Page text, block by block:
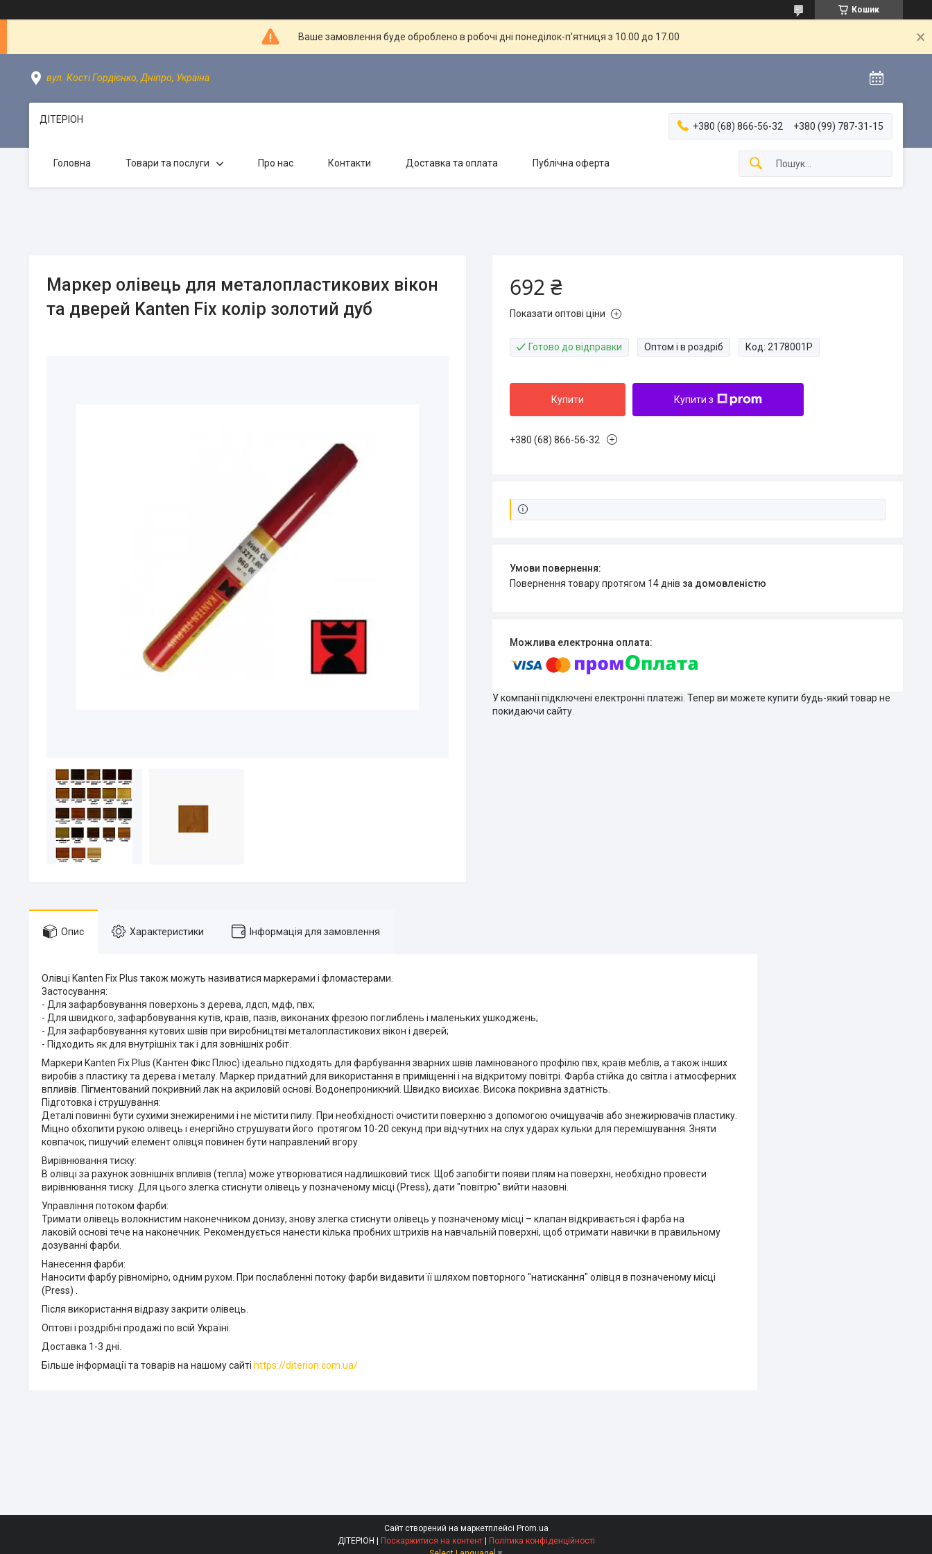
Кошик
Ваше замовлення буде оброблено в робочі дні понеділок-п'ятниця з 10.00 до 17.00
вул. Кості Гордієнко, Дніпро, Україна
ДІТЕРІОН
+380 (68) 866-56-32 +380 (99) 787-31-15
Головна Товари та послуги Про нас Контакти Доставка та оплата Публічна оферта
Маркер олівець для металопластикових вікон
та дверей Kanten Fix колір золотий дуб
692 ₴
Показати оптові ціни
Готово до відправки Оптом і в роздріб Код: 2178001P
Купити Купити з
+380 (68) 866-56-32
повернення товару протягом 14 днів за домовленістю
У компанії підключені електронні платежі. Тепер ви можете купити будь-який товар не
покидаючи сайту.
Опис Характеристики Інформація для замовлення
Олівці Kanten Fix Plus також можуть називатися маркерами і фломастерами.
Застосування:
- Для зафарбовування поверхонь з дерева, лдсп, мдф, пвх;
- Для швидкого, зафарбовування кутів, країв, пазів, виконаних фрезою поглиблень і маленьких ушкоджень;
- Для зафарбовування кутових швів при виробництві металопластикових вікон і дверей;
- Підходить як для внутрішніх так і для зовнішніх робіт.
Маркери Kanten Fix Plus (Кантен Фікс Плюс) ідеально підходять для фарбування зварних швів ламінованого профілю пвх, країв меблів, а також інших
виробів з пластику та дерева і металу. Маркер придатний для використання в приміщенні і на відкритому повітрі. Фарба стійка до світла і атмосферних
впливів. Пігментований покривний лак на акриловій основі. Водонепроникний. Швидко висихає. Висока покривна здатність.
Підготовка і струшування:
Деталі повинні бути сухими знежиреними і не містити пилу. При необхідності очистити поверхню з допомогою очищувачів або знежирювачів пластику.
Міцно обхопити рукою олівець і енергійно струшувати його протягом 10-20 секунд при відчутних на слух ударах кульки для перемішування. Зняти
ковпачок, пишучий елемент олівця повинен бути направлений вгору.
Вирівнювання тиску:
В олівці за рахунок зовнішніх впливів (тепла) може утворюватися надлишковий тиск. Щоб запобігти появи плям на поверхні, необхідно провести
вирівнювання тиску. Для цього злегка стиснути олівець у позначеному місці (Press), дати "повітрю" вийти назовні.
Управління потоком фарби:
Тримати олівець волокнистим наконечником донизу, знову злегка стиснути олівець у позначеному місці – клапан відкривається і фарба на
лаковій основі тече на наконечник. Рекомендується нанести кілька пробних штрихів на навчальній поверхні, щоб отримати навички в правильному
дозуванні фарби.
Нанесення фарби:
Наносити фарбу рівномірно, одним рухом. При послабленні потоку фарби видавити її шляхом повторного "натискання" олівця в позначеному місці
(Press) .
Після використання відразу закрити олівець.
Оптові і роздрібні продажі по всій Україні.
Доставка 1-3 дні.
Більше інформації та товарів на нашому сайті https://diterion.com.ua/
Сайт створений на маркетплейсі Prom.ua
ДІТЕРІОН | Поскаржитися на контент | Політика конфіденційності